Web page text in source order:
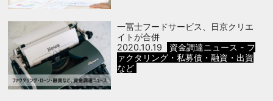
一冨士フードサービス、日京クリエ
イトが合併
2020.10.19
資金調達ニュース - フ
ァクタリング・私募債・融資・出資
など